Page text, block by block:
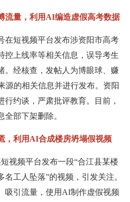
流量，利用AI编造虚假高考数据
短视频平台发布涉资阳市高考
控上线率等相关信息，误导考生
。经核查，发帖人为博眼球、赚
源的相关信息并进行发布。资阳
行约谈，严肃批评教育。目前，
部下架删除。
，利用AI合成楼房坍塌假视频
频平台发布一段“合江县某楼
工人坠落”的视频，引发关注。
吸引流量，使用AI制作虚假视频